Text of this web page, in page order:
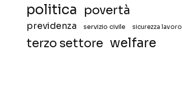
politica povertà
previdenza servizio civile sicurezza lavoro
terzo settore welfare